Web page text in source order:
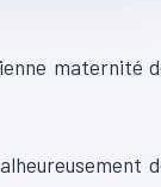
maternité